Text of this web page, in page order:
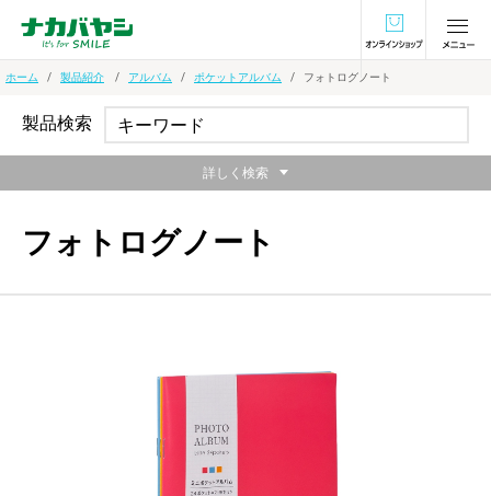
オンラインショ
ホーム 製品紹介 アルバム ポケットアルバム フォトログノート
フォトログノート
製品検索
詳しく検索